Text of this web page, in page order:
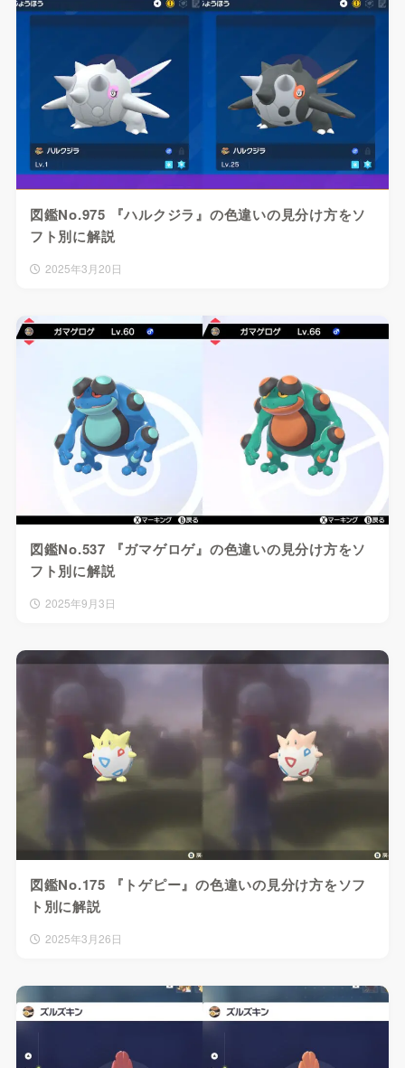
図鑑No.975 『ハルクジラ』の色違いの見分け方をソ
フト別に解説
2025年3月20日
図鑑No.537 『ガマゲロゲ』の色違いの見分け方をソ
フト別に解説
2025年9月3日
図鑑No.175 『トゲピー』の色違いの見分け方をソフ
ト別に解説
2025年3月26日